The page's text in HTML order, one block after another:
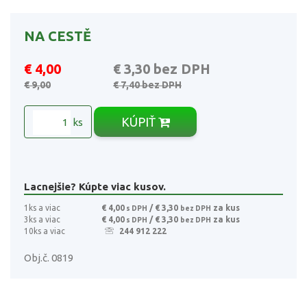
NA CESTĚ
€ 4,00 € 3,30 bez DPH
€ 9,00 € 7,40bez DPH
ks KÚPIŤ
Lacnejšie? Kúpte viac kusov.
1ks a viac € 4,00 s DPH / € 3,30 bez DPH za kus
3ks a viac
€ 4,00 s DPH / € 3,30 bez DPH za kus
10ks a viac
244 912 222
Obj.č. 0819